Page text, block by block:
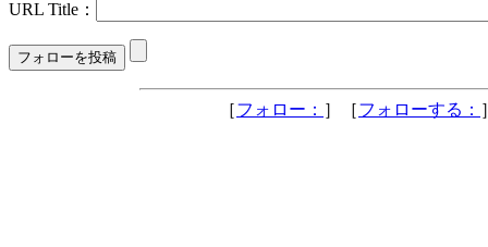
URL Title：
［フォロー： ］［フォローする：